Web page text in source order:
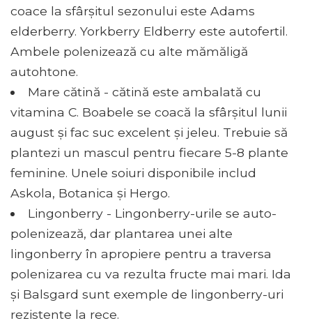
coace la sfârșitul sezonului este Adams
elderberry. Yorkberry Eldberry este autofertil.
Ambele polenizează cu alte mămăligă
autohtone.
Mare cătină - cătină este ambalată cu
vitamina C. Boabele se coacă la sfârșitul lunii
august și fac suc excelent și jeleu. Trebuie să
plantezi un mascul pentru fiecare 5-8 plante
feminine. Unele soiuri disponibile includ
Askola, Botanica și Hergo.
Lingonberry - Lingonberry-urile se auto-
polenizează, dar plantarea unei alte
lingonberry în apropiere pentru a traversa
polenizarea cu va rezulta fructe mai mari. Ida
și Balsgard sunt exemple de lingonberry-uri
rezistente la rece.